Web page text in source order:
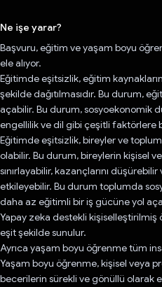
Ne işe yarar?
Başvuru, eğitim ve yaşam boyu
ele alıyor.
Eğitimde eşitsizlik, eğitim
şekilde dağıtılmasıdır. Bu durum,
açabilir. Bu durum, sosyoekonomik
engellilik ve dil gibi çeşitli faktörlere
Eğitimde eşitsizlik, bireyler ve
olabilir. Bu durum, bireylerin kişisel
sınırlayabilir, kazançlarını
etkileyebilir. Bu durum toplumda
daha az eğitimli bir iş gücüne yol
Yapay zeka destekli
eşit şekilde sunulur.
Ayrıca yaşam boyu öğrenme tüm
Yaşam boyu öğrenme, kişisel veya
becerilerin sürekli ve gönüllü olarak